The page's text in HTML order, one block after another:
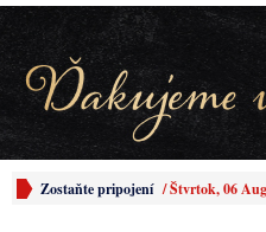
Zostaňte pripojení /Štvrtok, 06